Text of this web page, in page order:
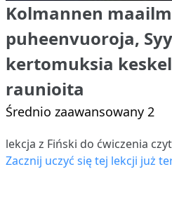
Kolmannen
puheenvuoroja,
kertomuksia
raunioita
Średnio zaawansowany 2
lekcja z Fiński do ćwiczenia
Zacznij uczyć się tej lekcji już